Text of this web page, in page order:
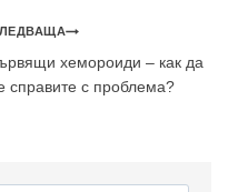
хемороиди – как да
справите с проблема?